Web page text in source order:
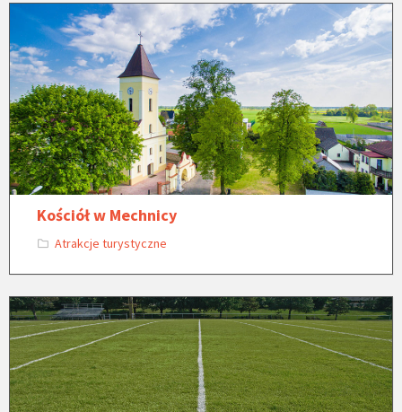
Kościół w Mechnicy
Atrakcje turystyczne